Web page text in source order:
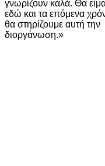
γνωρίζουν καλά. Θα
εδώ και τα επόμενα
θα στηρίζουμε αυτή την
διοργάνωση.»